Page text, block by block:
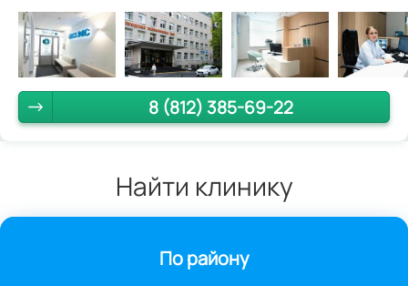
8 (812) 385-69-22
Найти клинику
По району